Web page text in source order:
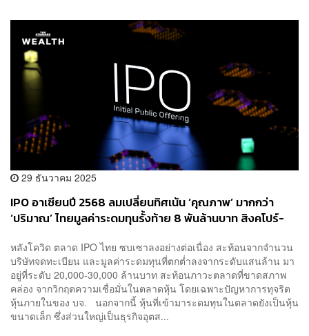
29 ธันวาคม 2025
IPO อาเซียนปี 2568 ลมเปลี่ยนทิศเน้น ‘คุณภาพ’ มากกว่า
‘ปริมาณ’ ไทยมูลค่าระดมทุนรั้งท้าย 8 พันล้านบาท สิงคโปร์-
หลังโควิด ตลาด IPO ไทย ซบเซาลงอย่างต่อเนื่อง สะท้อนจากจำนวน
บริษัทจดทะเบียน และมูลค่าระดมทุนที่ตกต่ำลงจากระดับแสนล้าน มา
อยู่ที่ระดับ 20,000-30,000 ล้านบาท สะท้อนภาวะตลาดที่ขาดสภาพ
คล่อง จากวิกฤตความเชื่อมั่นในตลาดหุ้น โดยเฉพาะปัญหาการทุจริต
หุ้นภายในของ บจ. นอกจากนี้ หุ้นที่เข้ามาระดมทุนในตลาดยังเป็นหุ้น
ขนาดเล็ก ซึ่งส่วนใหญ่เป็นธุรกิจอุตส...